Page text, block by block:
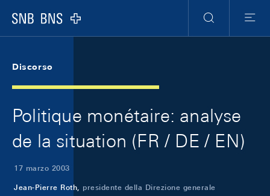
Logo
Ricerca
Menu
Discorso
Politique monétaire: analyse
de la situation (FR / DE / EN)
17 marzo 2003
Jean-Pierre Roth, presidente della Direzione generale